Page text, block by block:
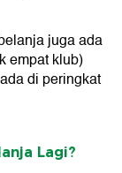
juga ada
empat klub)
di peringkat
Lagi?